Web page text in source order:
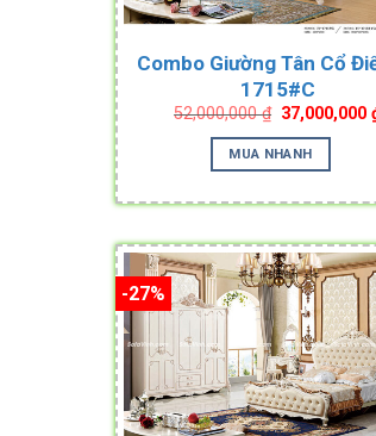
Combo Giường Tân Cổ
1715#C
52,000,000₫ Original
price
was:
52,000,000 ₫.
37,000,000
MUA NHANH
-27%